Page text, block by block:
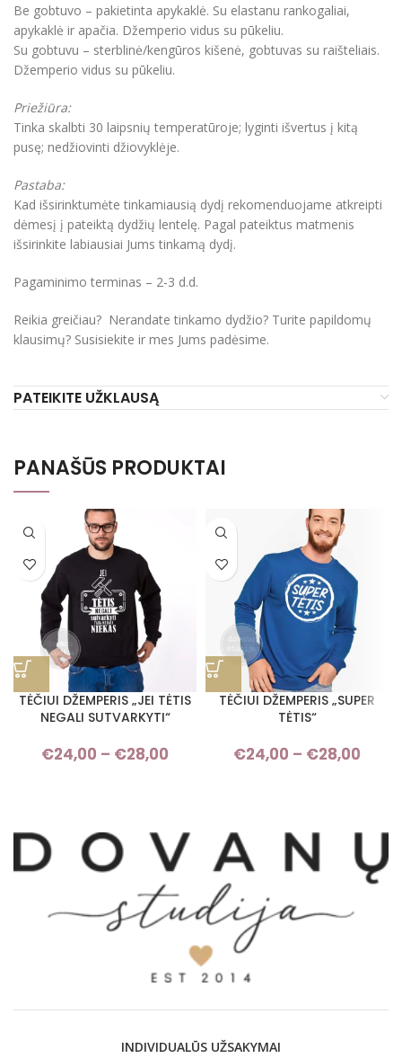
Be gobtuvo – pakietinta apykaklė. Su elastanu rankogaliai,
apykaklė ir apačia. Džemperio vidus su pūkeliu.
Su gobtuvu – sterblinė/kengūros kišenė, gobtuvas su raišteliais.
Džemperio vidus su pūkeliu.
Priežiūra:
Tinka skalbti 30 laipsnių temperatūroje; lyginti išvertus į kitą
pusę; nedžiovinti džiovyklėje.
Pastaba:
Kad išsirinktumėte tinkamiausią dydį rekomenduojame atkreipti
dėmesį į pateiktą dydžių lentelę. Pagal pateiktus matmenis
išsirinkite labiausiai Jums tinkamą dydį.
Pagaminimo terminas – 2-3 d.d.
Reikia greičiau? Nerandate tinkamo dydžio? Turite papildomų
klausimų? Susisiekite ir mes Jums padėsime.
PATEIKITE UŽKLAUSĄ
PANAŠŪS PRODUKTAI
TĖČIUI DŽEMPERIS „JEI TĖTIS
NEGALI SUTVARKYTI“
€24,00 – €28,00
Price range: €24,00 through
TĖČIUI DŽEMPERIS „SUPER
TĖTIS“
€24,00 – €28,00
INDIVIDUALŪS UŽSAKYMAI